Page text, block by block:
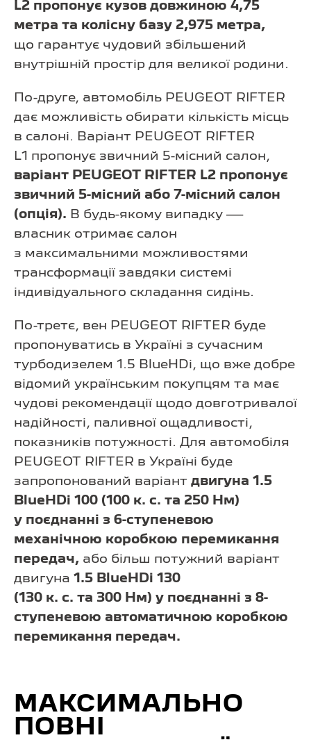
L2 пропонує кузов довжиною 4,75
метра та колісну базу 2,975 метра,
що гарантує чудовий збільшений
внутрішній простір для великої родини.
По-друге, автомобіль PEUGEOT RIFTER
дає можливість обирати кількість місць
в салоні. Варіант PEUGEOT RIFTER
L1 пропонує звичний 5-місний салон,
варіант PEUGEOT RIFTER L2 пропонує
звичний 5-місний або 7-місний салон
(опція). В будь-якому випадку —
власник отримає салон
з максимальними можливостями
трансформації завдяки системі
індивідуального складання сидінь.
По-третє, вен PEUGEOT RIFTER буде
пропонуватись в Україні з сучасним
турбодизелем 1.5 BlueHDi, що вже добре
відомий українським покупцям та має
чудові рекомендації щодо довготривалої
надійності, паливної ощадливості,
показників потужності. Для автомобіля
PEUGEOT RIFTER в Україні буде
запропонований варіант двигуна 1.5
BlueHDi 100 (100 к. с. та 250 Нм)
у поєднанні з 6-ступеневою
механічною коробкою перемикання
передач, або більш потужний варіант
двигуна 1.5 BlueHDi 130
(130 к. с. та 300 Нм) у поєднанні з 8-
ступеневою автоматичною коробкою
перемикання передач.
МАКСИМАЛЬНО
ПОВНІ